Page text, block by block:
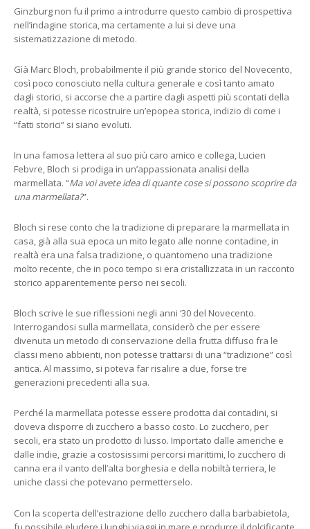
Ginzburg non fu il primo a introdurre questo cambio di prospettiva
nell’indagine storica, ma certamente a lui si deve una
sistematizzazione di metodo.
Gìà Marc Bloch, probabilmente il più grande storico del Novecento,
così poco conosciuto nella cultura generale e così tanto amato
dagli storici, si accorse che a partire dagli aspetti più scontati della
realtà, si potesse ricostruire un’epopea storica, indizio di come i
“fatti storici” si siano evoluti.
In una famosa lettera al suo più caro amico e collega, Lucien
Febvre, Bloch si prodiga in un’appassionata analisi della
marmellata. “Ma voi avete idea di quante cose si possono scoprire da
una marmellata?”.
Bloch si rese conto che la tradizione di preparare la marmellata in
casa, già alla sua epoca un mito legato alle nonne contadine, in
realtà era una falsa tradizione, o quantomeno una tradizione
molto recente, che in poco tempo si era cristallizzata in un racconto
storico apparentemente perso nei secoli.
Bloch scrive le sue riflessioni negli anni ‘30 del Novecento.
Interrogandosi sulla marmellata, considerò che per essere
divenuta un metodo di conservazione della frutta diffuso fra le
classi meno abbienti, non potesse trattarsi di una “tradizione” così
antica. Al massimo, si poteva far risalire a due, forse tre
generazioni precedenti alla sua.
Perché la marmellata potesse essere prodotta dai contadini, si
doveva disporre di zucchero a basso costo. Lo zucchero, per
secoli, era stato un prodotto di lusso. Importato dalle americhe e
dalle indie, grazie a costosissimi percorsi marittimi, lo zucchero di
canna era il vanto dell’alta borghesia e della nobiltà terriera, le
uniche classi che potevano permetterselo.
Con la scoperta dell’estrazione dello zucchero dalla barbabietola,